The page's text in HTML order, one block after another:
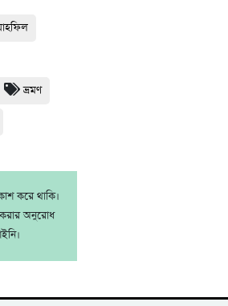
ভ্রমণ
করে থাকি।
করার অনুরোধ